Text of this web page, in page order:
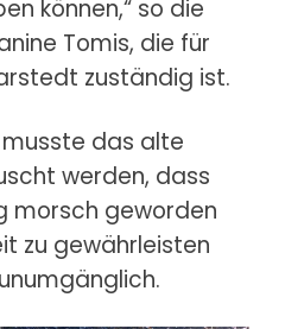
können,“ so die
Tomis, die für
zuständig ist.
das alte
werden, dass
morsch geworden
zu gewährleisten